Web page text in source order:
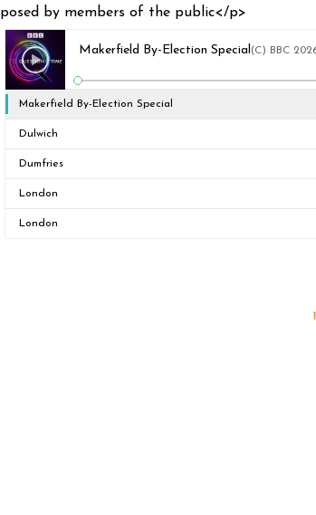
posed by members of the public</p>
Makerfield By-Election Special (C) BBC
Makerfield By-Election Special
Dulwich
Dumfries
London
London